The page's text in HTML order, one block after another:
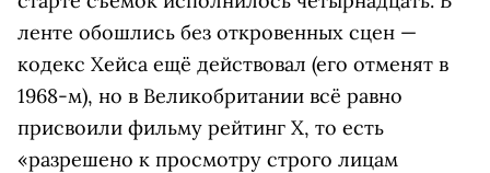
ленте обошлись без откровенных сцен —
кодекс Хейса ещё действовал (его отменят в
1968-м), но в Великобритании всё равно
присвоили фильму рейтинг X, то есть
«разрешено к просмотру строго лицам